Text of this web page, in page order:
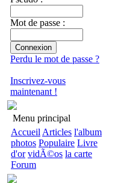
Mot de passe :
Perdu le mot de passe ?
Inscrivez-vous
maintenant !
Menu principal
Accueil Articles l'album
photos Populaire Livre
d'or vidÃ©os la carte
Forum